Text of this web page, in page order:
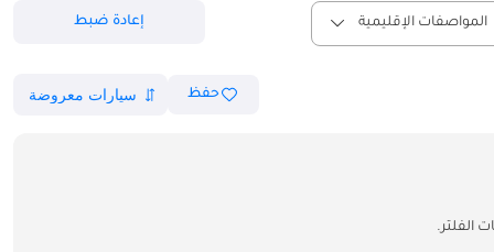
المواصفات الإقليمية إعادة ضبط
حفظ
الفلتر.